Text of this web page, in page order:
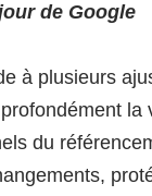
de Google
à plusieurs
du